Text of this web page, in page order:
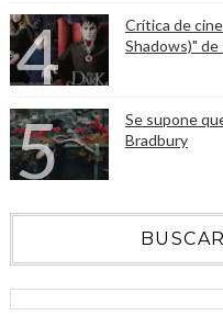
Crítica de
Shadows)"
Se supone
Bradbury